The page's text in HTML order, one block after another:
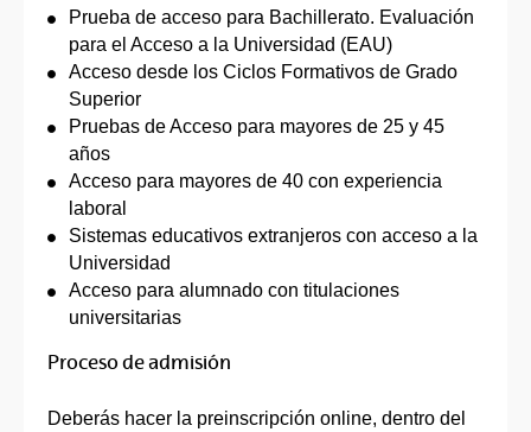
Prueba de acceso para Bachillerato. Evaluación
para el Acceso a la Universidad (EAU)
Acceso desde los Ciclos Formativos de Grado
Superior
Pruebas de Acceso para mayores de 25 y 45
años
Acceso para mayores de 40 con experiencia
laboral
Sistemas educativos extranjeros con acceso a la
Universidad
Acceso para alumnado con titulaciones
universitarias
Proceso de admisión
Deberás hacer la preinscripción online, dentro del